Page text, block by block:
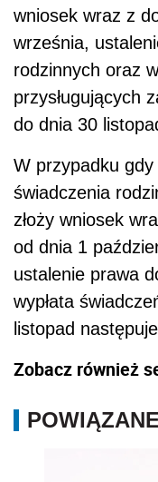
wniosek wraz z
września,
rodzinnych oraz
przysługujących
do dnia 30
W przypadku
świadczenia
złoży wniosek
od dnia 1
ustalenie prawa
wypłata
listopad
Zobacz również
POWIĄZANE